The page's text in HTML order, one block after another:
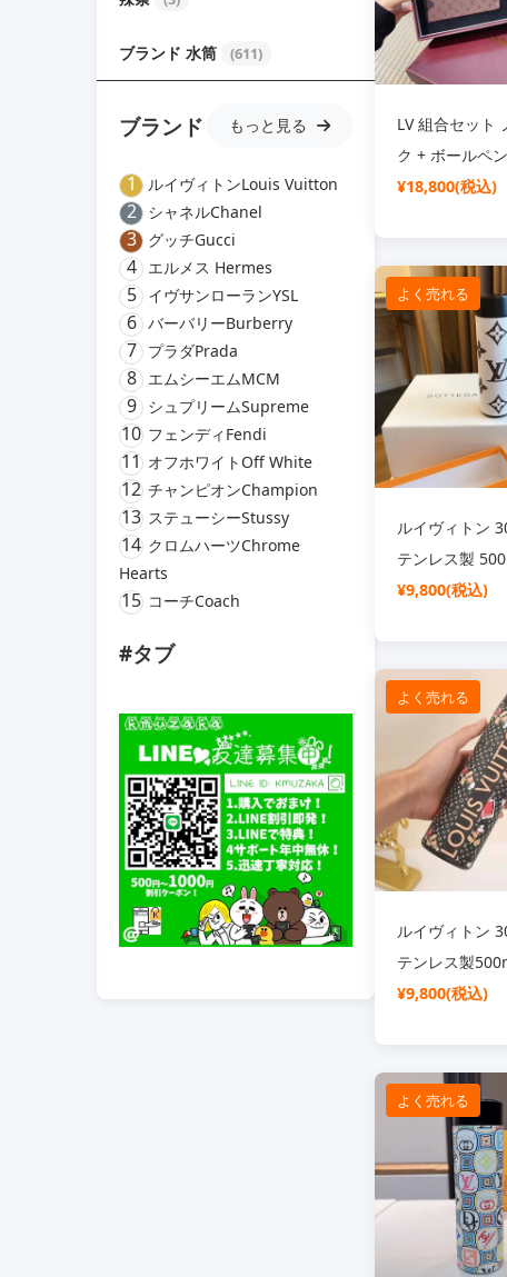
ブランド 水筒 (611)
ブランド もっと見る
1 ルイヴィトンLouis Vuitton
2 シャネルChanel
3 グッチGucci
4 エルメス Hermes
5 イヴサンローランYSL
6 バーバリーBurberry
7 プラダPrada
8 エムシーエムMCM
9 シュプリームSupreme
10 フェンディFendi
11 オフホワイトOff White
12 チャンピオンChampion
13 ステューシーStussy
14 クロムハーツChrome
Hearts
15 コーチCoach
#タブ
LV 組合セット
ク + ボールペ
ップ 500ml 数
ント おしゃれ
公務員
¥18,800(税込)
よく売れる
ルイヴィトン
テンレス製
示 保温ボトル
¥9,800(税込)
よく売れる
ルイヴィトン
テンレス製
保温杯
¥9,800(税込)
よく売れる